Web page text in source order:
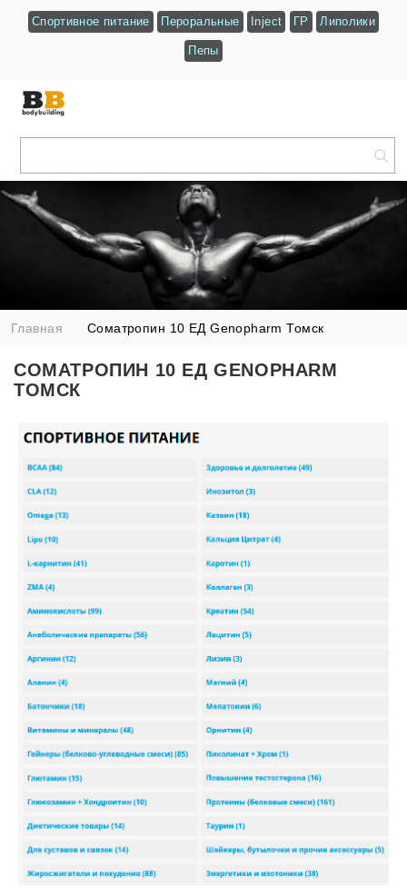
Спортивное питание Пероральные Inject ГР Липолики
Пепы
Главная Соматропин 10 ЕД Genopharm Томск
СОМАТРОПИН 10 ЕД GENOPHARM
ТОМСК